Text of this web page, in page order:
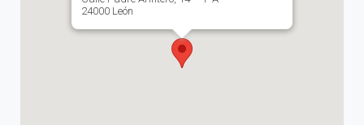
24000 León